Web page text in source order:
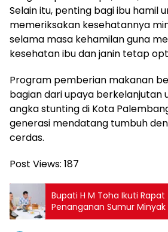
Selain itu, penting bagi ibu hamil
memeriksakan kesehatannya
selama masa kehamilan guna
kesehatan ibu dan janin tetap
Program pemberian makanan
bagian dari upaya berkelanjutan
angka stunting di Kota
generasi mendatang tumbuh
cerdas.
Post Views: 187
Bupati H M Toha Ikuti
Penanganan Sumur
Secara Virtual